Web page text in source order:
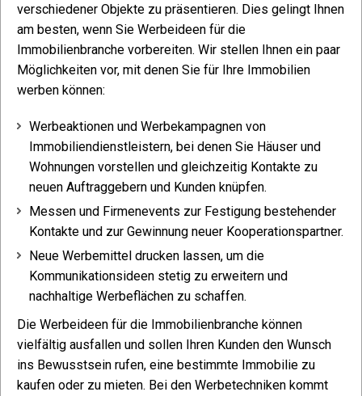
verschiedener Objekte zu präsentieren. Dies gelingt Ihnen
am besten, wenn Sie Werbeideen für die
Immobilienbranche vorbereiten. Wir stellen Ihnen ein paar
Möglichkeiten vor, mit denen Sie für Ihre Immobilien
werben können:
Werbeaktionen und Werbekampagnen von
Immobiliendienstleistern, bei denen Sie Häuser und
Wohnungen vorstellen und gleichzeitig Kontakte zu
neuen Auftraggebern und Kunden knüpfen.
Messen und Firmenevents zur Festigung bestehender
Kontakte und zur Gewinnung neuer Kooperationspartner.
Neue Werbemittel drucken lassen, um die
Kommunikationsideen stetig zu erweitern und
nachhaltige Werbeflächen zu schaffen.
Die Werbeideen für die Immobilienbranche können
vielfältig ausfallen und sollen Ihren Kunden den Wunsch
ins Bewusstsein rufen, eine bestimmte Immobilie zu
kaufen oder zu mieten. Bei den Werbetechniken kommt